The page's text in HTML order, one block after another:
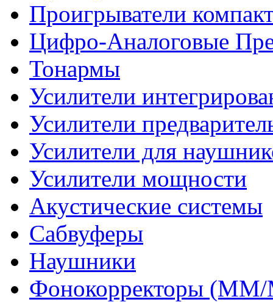
Проигрыватели
Цифро-Аналоговые
Тонармы
Усилители
Усилители
Усилители для
Усилители мощности
Акустические системы
Сабвуферы
Наушники
Фонокорректоры